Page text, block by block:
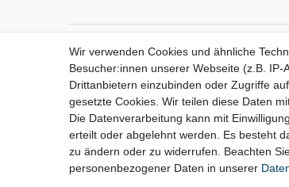
Wir verwenden Cookies und ähnliche
Besucher:innen unserer Webseite (z.B.
Drittanbietern einzubinden oder Zugriffe
gesetzte Cookies. Wir teilen diese Daten
Die Datenverarbeitung kann mit
erteilt oder abgelehnt werden. Es besteht
zu ändern oder zu widerrufen. Beachten
personenbezogener Daten in unserer